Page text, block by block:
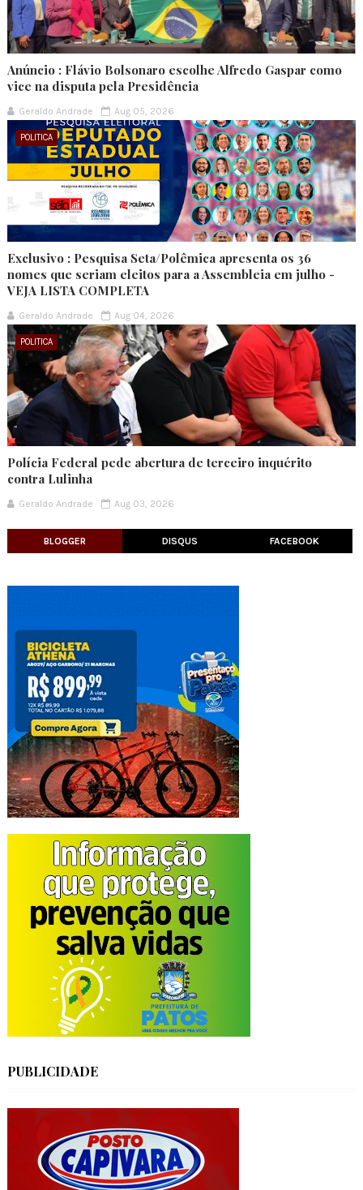
Anúncio : Flávio Bolsonaro escolhe Alfredo Gaspar como
vice na disputa pela Presidência
Geraldo Andrade Aug 05, 2026
POLITICA
Exclusivo : Pesquisa Seta/Polêmica apresenta os 36
nomes que seriam eleitos para a Assembleia em julho -
VEJA LISTA COMPLETA
Geraldo Andrade Aug 04, 2026
POLITICA
Polícia Federal pede abertura de terceiro inquérito
contra Lulinha
Geraldo Andrade Aug 03, 2026
BLOGGER DISQUS FACEBOOK
PUBLICIDADE